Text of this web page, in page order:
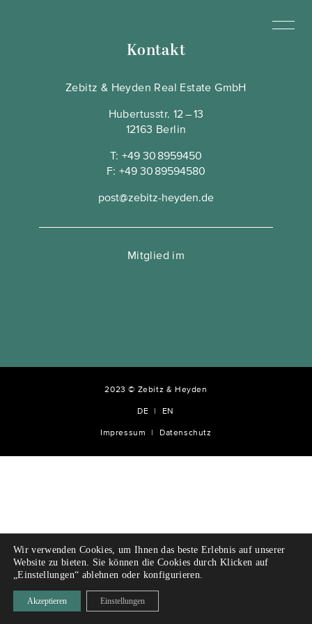
Kontakt
Zebitz & Heyden Real Estate GmbH
Hubertusstr. 12 – 13
12163 Berlin
T:+49 30 8959450
F:+49 30 89594580
post@zebitz-heyden.de
Mitglied im
2023 © Zebitz & Heyden
DE EN
Impressum Datenschutz
Wir verwenden Cookies, um Ihnen das beste Erlebnis auf unserer
Website zu bieten. Sie können die Cookies durch Klicken auf
„Einstellungen“ ablehnen oder konfigurieren.
Akzeptieren Einstellungen